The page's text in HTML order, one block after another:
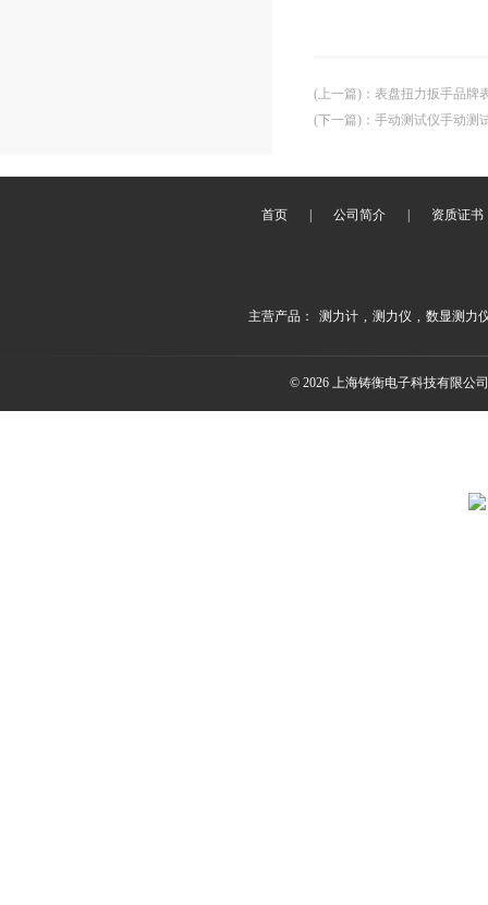
(上一篇) ： 表盘扭力扳手品牌
(下一篇) ： 手动测试仪手动测
首页 公司简介 资质证书
主营产品： 测力计 , 测力仪 , 数显测力
© 2026 上海铸衡电子科技有限公